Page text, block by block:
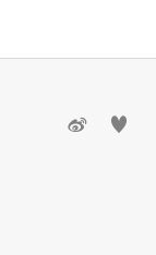
 